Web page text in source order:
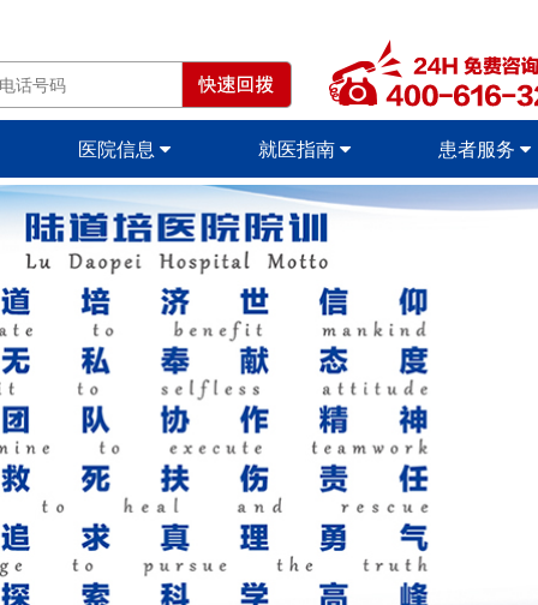
医院信息 就医指南 患者服务